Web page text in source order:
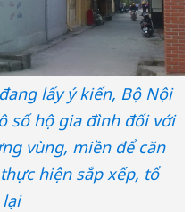
lấy ý kiến, Bộ Nội
số hộ gia đình đối với
vùng, miền để căn
hiện sắp xếp, tổ